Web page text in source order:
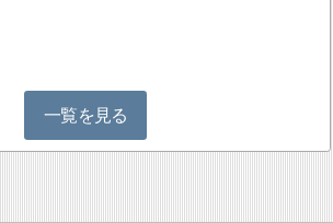
一覧を見る